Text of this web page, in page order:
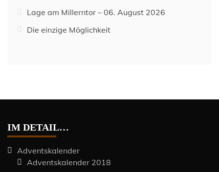
Lage am Millerntor – 06. August 2026
Die einzige Möglichkeit
IM DETAIL…
Adventskalender
Adventskalender 2018